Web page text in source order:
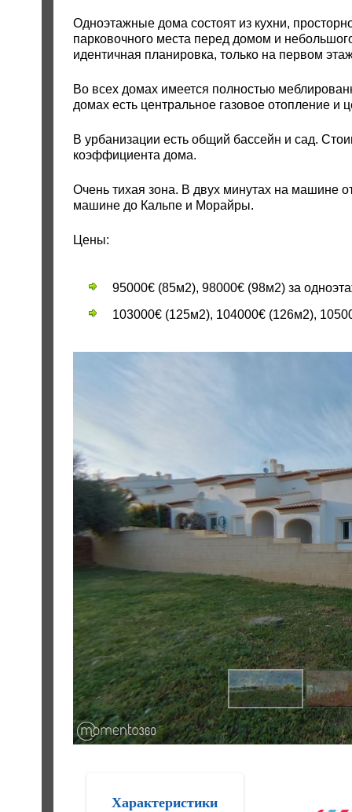
Одноэтажные дома состоят из кухни,
парковочного места перед домом и
идентичная планировка, только на первом
Во всех домах имеется полностью
домах есть центральное газовое отопление и
В урбанизации есть общий бассейн и сад.
коэффициента дома.
Очень тихая зона. В двух минутах на машине
машине до Кальпе и Морайры.
Цены:
95000€ (85м2), 98000€ (98м2) за
103000€ (125м2), 104000€ (126м2),
Характеристики